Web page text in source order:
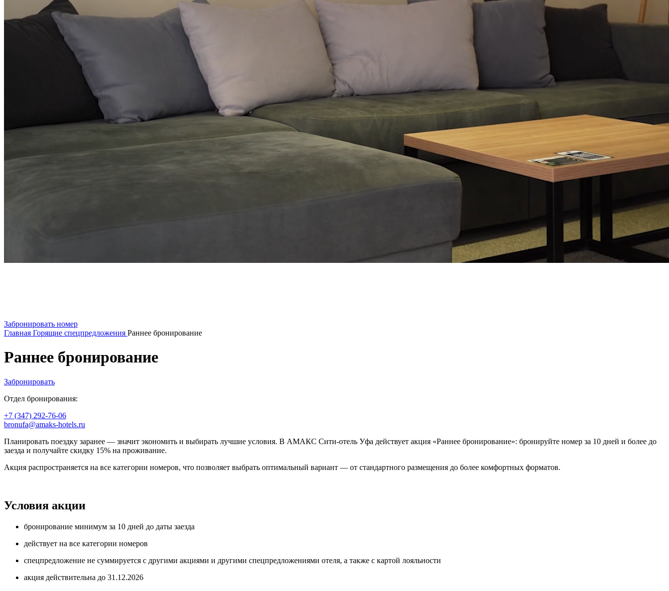
Забронировать номер
Главная Горящие спецпредложения Раннее бронирование
Раннее бронирование
Забронировать
Отдел бронирования:
+7 (347) 292-76-06
bronufa@amaks-hotels.ru
Планировать поездку заранее — значит экономить и выбирать лучшие условия. В АМАКС Сити-отель Уфа действует акция «Раннее бронирование»: бронируйте номер за 10 дней и более до
заезда и получайте скидку 15% на проживание.
Акция распространяется на все категории номеров, что позволяет выбрать оптимальный вариант — от стандартного размещения до более комфортных форматов.
Условия акции
бронирование минимум за 10 дней до даты заезда
действует на все категории номеров
спецпредложение не суммируется с другими акциями и другими спецпредложениями отеля, а также с картой лояльности
акция действительна до 31.12.2026